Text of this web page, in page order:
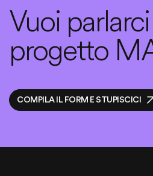
Vuoi
progetto
COMPILA IL FORM E STUPISCICI